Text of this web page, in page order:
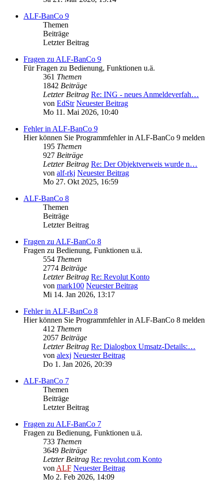
ALF-BanCo 9
Themen
Beiträge
Letzter Beitrag
Fragen zu ALF-BanCo 9
Für Fragen zu Bedienung, Funktionen u.ä.
361 Themen
1842 Beiträge
Letzter Beitrag Re: ING - neues Anmeldeverfah…
von EdStr Neuester Beitrag
Mo 11. Mai 2026, 10:40
Fehler in ALF-BanCo 9
Hier können Sie Programmfehler in ALF-BanCo 9 melden
195 Themen
927 Beiträge
Letzter Beitrag Re: Der Objektverweis wurde n…
von alf-rkj Neuester Beitrag
Mo 27. Okt 2025, 16:59
ALF-BanCo 8
Themen
Beiträge
Letzter Beitrag
Fragen zu ALF-BanCo 8
Fragen zu Bedienung, Funktionen u.ä.
554 Themen
2774 Beiträge
Letzter Beitrag Re: Revolut Konto
von mark100 Neuester Beitrag
Mi 14. Jan 2026, 13:17
Fehler in ALF-BanCo 8
Hier können Sie Programmfehler in ALF-BanCo 8 melden
412 Themen
2057 Beiträge
Letzter Beitrag Re: Dialogbox Umsatz-Details:…
von alexj Neuester Beitrag
Do 1. Jan 2026, 20:39
ALF-BanCo 7
Themen
Beiträge
Letzter Beitrag
Fragen zu ALF-BanCo 7
Fragen zu Bedienung, Funktionen u.ä.
733 Themen
3649 Beiträge
Letzter Beitrag Re: revolut.com Konto
vonALF Neuester Beitrag
Mo 2. Feb 2026, 14:09